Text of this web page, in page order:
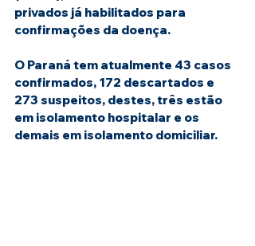
privados já habilitados para
confirmações da doença.
O Paraná tem atualmente 43 casos
confirmados, 172 descartados e
273 suspeitos, destes, três estão
em isolamento hospitalar e os
demais em isolamento domiciliar.